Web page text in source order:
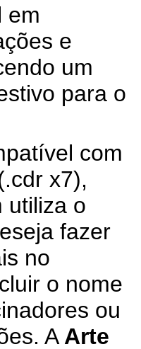
em
e
um
para o
com
x7),
utiliza o
fazer
no
o nome
ou
A Arte